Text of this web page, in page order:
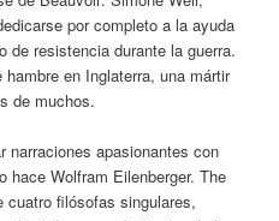
por completo a la ayuda
de resistencia durante la guerra.
en Inglaterra, una mártir
de muchos.
narraciones apasionantes con
Wolfram Eilenberger. The
cuatro filósofas singulares,